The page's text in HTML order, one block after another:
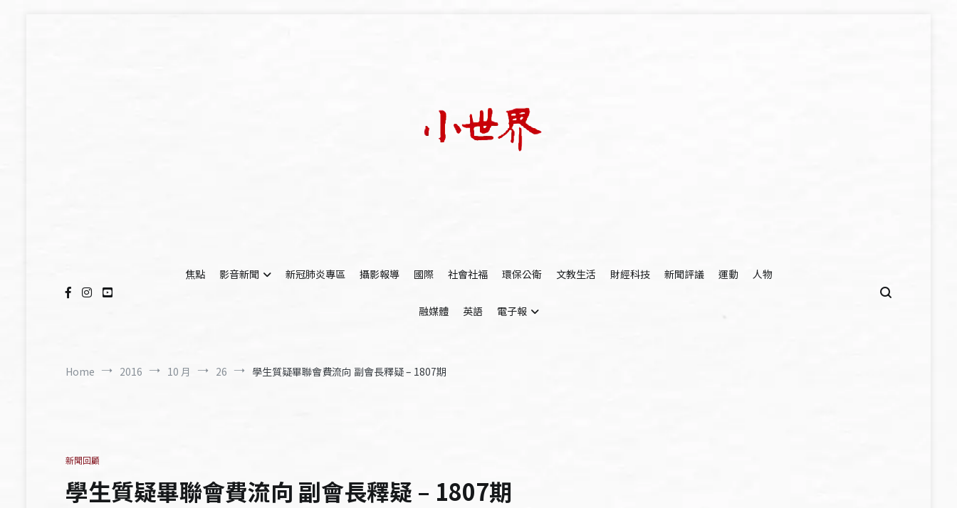
焦點
影音新聞 新冠肺炎專區 攝影報導 國際 社會社福 環保公衛 文教生活 財經科技 新聞評議 運動 人物
融媒體 英語 電子報
Home 2016 10 月 26 學生質疑畢聯會費流向 副會長釋疑 – 1807期
新聞回顧
學生質疑畢聯會費流向 副會長釋疑 – 1807期